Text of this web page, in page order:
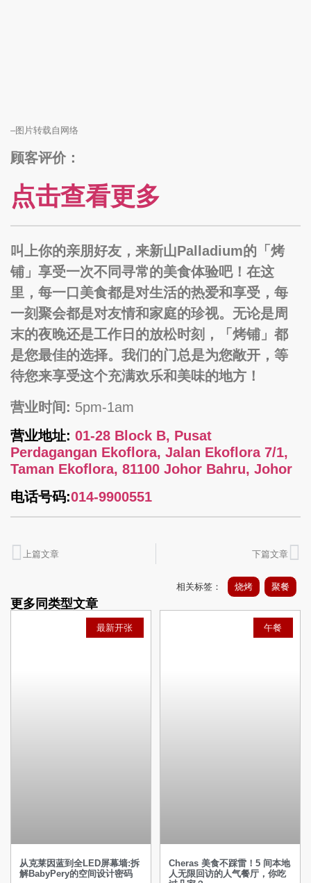
–图片转载自网络
顾客评价：
点击查看更多
叫上你的亲朋好友，来新山Palladium的「烤
铺」享受一次不同寻常的美食体验吧！在这
里，每一口美食都是对生活的热爱和享受，每
一刻聚会都是对友情和家庭的珍视。无论是周
末的夜晚还是工作日的放松时刻，「烤铺」都
是您最佳的选择。我们的门总是为您敞开，等
待您来享受这个充满欢乐和美味的地方！
营业时间: 5pm-1am
营业地址: 01-28 Block B, Pusat
Perdagangan Ekoflora, Jalan Ekoflora 7/1,
Taman Ekoflora, 81100 Johor Bahru, Johor
电话号码:014-9900551
上篇文章 下篇文章
最新开张
从克莱因蓝到全LED屏幕墙:拆
解BabyPery的空间设计密码
午餐
Cheras 美食不踩雷！5 间本地
人无限回访的人气餐厅，你吃
相关标签： 烧烤 聚餐
更多同类型文章